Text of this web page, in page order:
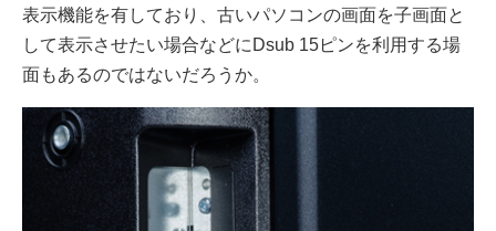
表示機能を有しており、古いパソコンの画面を子画面と
して表示させたい場合などにDsub 15ピンを利用する場
面もあるのではないだろうか。